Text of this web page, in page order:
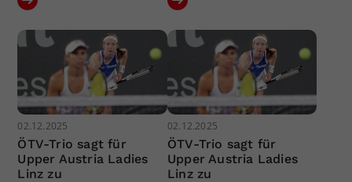
02.12.2025
ÖTV-Trio sagt für
Upper Austria Ladies
Linz zu
02.12.2025
ÖTV-Trio sagt für
Upper Austria Ladies
Linz zu